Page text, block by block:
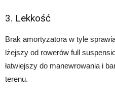
3. Lekkość
Brak amortyzatora w tyle
lżejszy od rowerów full
łatwiejszy do manewrowania i
terenu.